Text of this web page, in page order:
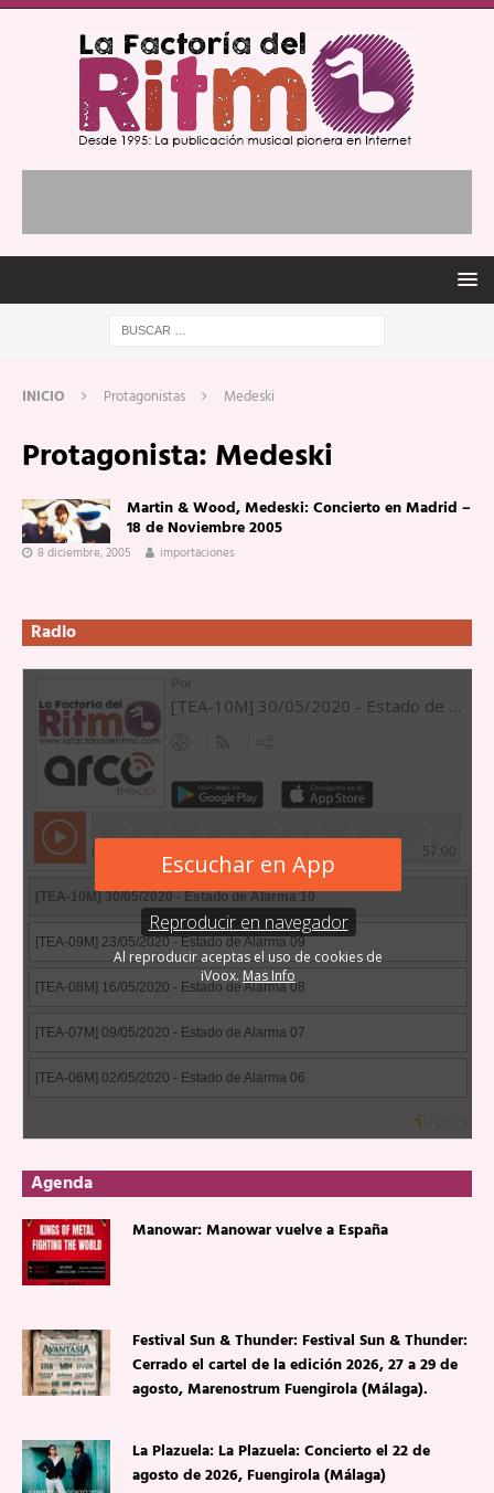
INICIO Protagonistas Medeski
Protagonista: Medeski
Martin & Wood, Medeski: Concierto en Madrid –
18 de Noviembre 2005
8 diciembre, 2005 importaciones
Radio
Agenda
Manowar: Manowar vuelve a España
Festival Sun & Thunder: Festival Sun & Thunder:
Cerrado el cartel de la edición 2026, 27 a 29 de
agosto, Marenostrum Fuengirola (Málaga).
La Plazuela: La Plazuela: Concierto el 22 de
agosto de 2026, Fuengirola (Málaga)